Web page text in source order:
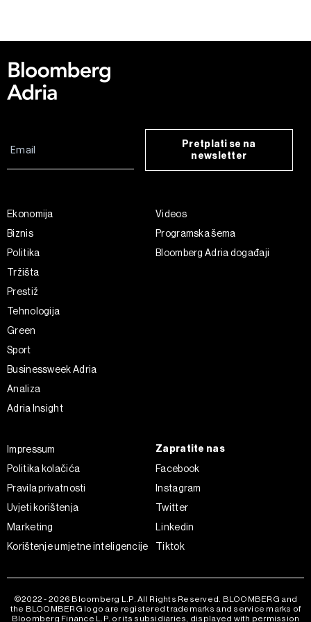
Pretplati se na
newsletter
Ekonomija
Biznis
Politika
Tržišta
Prestiž
Tehnologija
Green
Sport
Businessweek Adria
Analiza
Adria Insight
Videos
Programska šema
Bloomberg Adria događaji
Impressum
Politika kolačića
Pravila privatnosti
Uvjeti korištenja
Marketing
Korištenje umjetne inteligencije
Zapratite nas
Facebook
Instagram
Twitter
Linkedin
Tiktok
©2022 - 2026 Bloomberg L.P. All Rights Reserved. BLOOMBERG and
the BLOOMBERG logo are registered trademarks and service marks of
Bloomberg Finance L.P. or its subsidiaries, displayed with permission